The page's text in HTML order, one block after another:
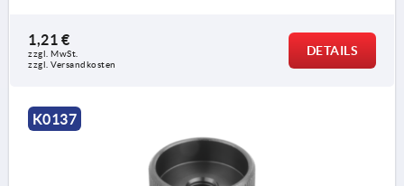
Form A: ohne Stiftloch
- Stiftloch beim Zusammenbau durchbohren und
1,21 €
zzgl. MwSt.
zzgl. Versandkosten
DETAILS
K0137